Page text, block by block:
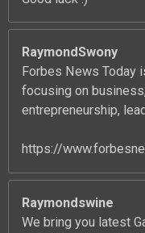
RaymondSwony
Forbes News Today
focusing on
entrepreneurship,
https://
Raymondswine
We bring you latest